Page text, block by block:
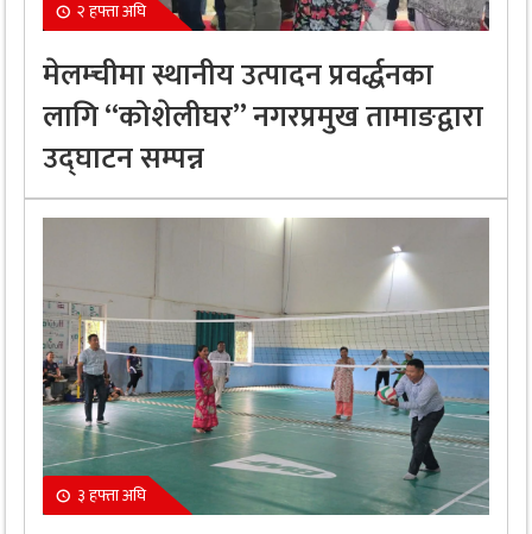
२ हफ्ता अघि
मेलम्चीमा स्थानीय उत्पादन प्रवर्द्धनका
लागि “कोशेलीघर” नगरप्रमुख तामाङद्वारा
उद्घाटन सम्पन्न
३ हफ्ता अघि